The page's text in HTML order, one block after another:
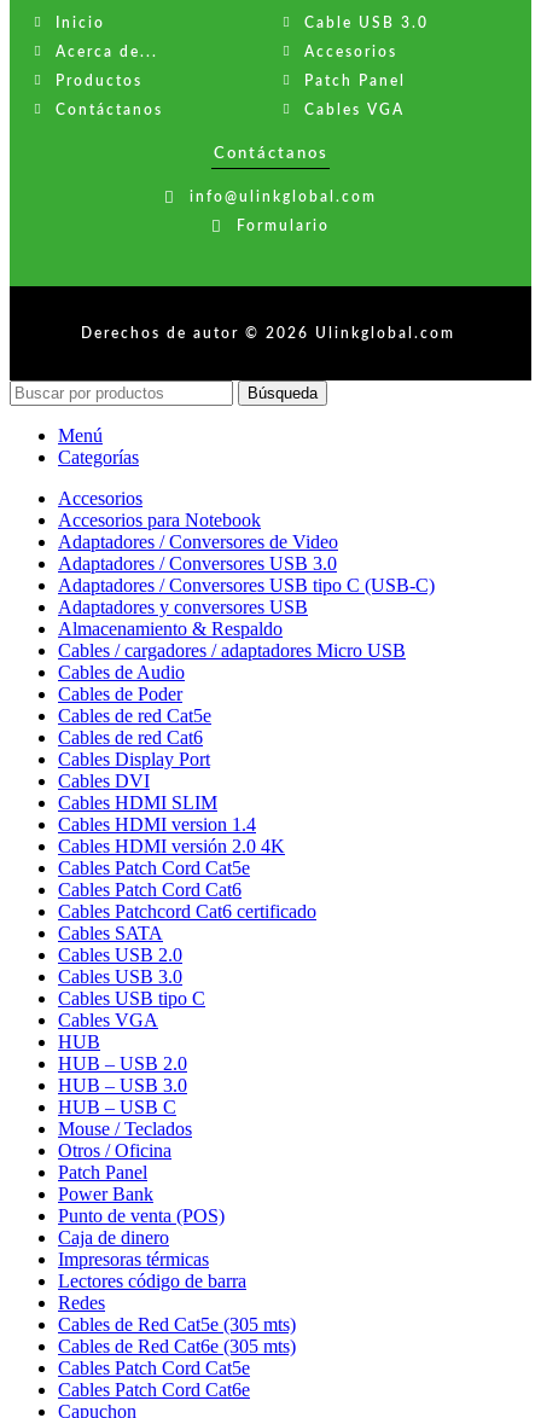
Inicio
Acerca de...
Productos
Contáctanos
Cable USB 3.0
Accesorios
Patch Panel
Cables VGA
Contáctanos
info@ulinkglobal.com
Formulario
Derechos de autor © 2026 Ulinkglobal.com
Búsqueda
Menú
Categorías
Accesorios
Accesorios para Notebook
Adaptadores / Conversores de Video
Adaptadores / Conversores USB 3.0
Adaptadores / Conversores USB tipo C (USB-C)
Adaptadores y conversores USB
Almacenamiento & Respaldo
Cables / cargadores / adaptadores Micro USB
Cables de Audio
Cables de Poder
Cables de red Cat5e
Cables de red Cat6
Cables Display Port
Cables DVI
Cables HDMI SLIM
Cables HDMI version 1.4
Cables HDMI versión 2.0 4K
Cables Patch Cord Cat5e
Cables Patch Cord Cat6
Cables Patchcord Cat6 certificado
Cables SATA
Cables USB 2.0
Cables USB 3.0
Cables USB tipo C
Cables VGA
HUB
HUB – USB 2.0
HUB – USB 3.0
HUB – USB C
Mouse / Teclados
Otros / Oficina
Patch Panel
Power Bank
Punto de venta (POS)
Caja de dinero
Impresoras térmicas
Lectores código de barra
Redes
Cables de Red Cat5e (305 mts)
Cables de Red Cat6e (305 mts)
Cables Patch Cord Cat5e
Cables Patch Cord Cat6e
Capuchon